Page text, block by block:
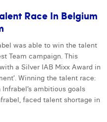
Race In Belgium
was able to win the talent
Team campaign. This
a Silver IAB Mixx Award in
Winning the talent race:
ambitious goals
faced talent shortage in